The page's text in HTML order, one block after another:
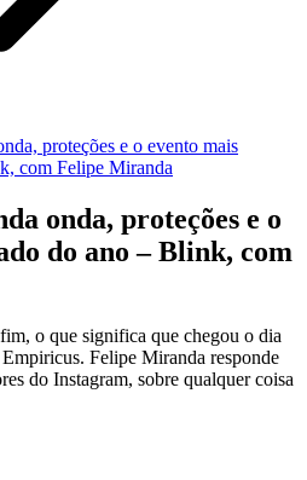
proteções e o evento mais
com Felipe Miranda
onda, proteções e o
do ano – Blink, com
o que significa que chegou o dia
Felipe Miranda responde
do Instagram, sobre qualquer coisa